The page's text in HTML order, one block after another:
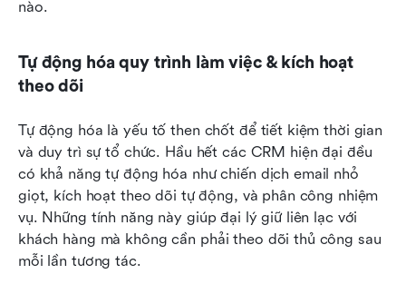
nào.
Tự động hóa quy trình làm việc & kích hoạt
theo dõi
Tự động hóa là yếu tố then chốt để tiết kiệm thời gian
và duy trì sự tổ chức. Hầu hết các CRM hiện đại đều
có khả năng tự động hóa như chiến dịch email nhỏ
giọt, kích hoạt theo dõi tự động, và phân công nhiệm
vụ. Những tính năng này giúp đại lý giữ liên lạc với
khách hàng mà không cần phải theo dõi thủ công sau
mỗi lần tương tác.